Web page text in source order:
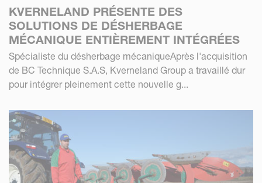
KVERNELAND PRÉSENTE DES
SOLUTIONS DE DÉSHERBAGE
MÉCANIQUE ENTIÈREMENT INTÉGRÉES
Spécialiste du désherbage mécaniqueAprès l'acquisition
de BC Technique S.A.S, Kverneland Group a travaillé dur
pour intégrer pleinement cette nouvelle g...